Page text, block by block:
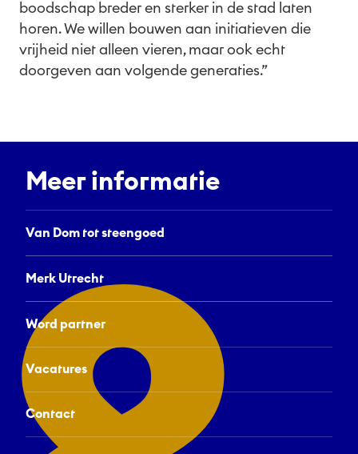
boodschap breder en sterker in de stad laten
horen. We willen bouwen aan initiatieven die
vrijheid niet alleen vieren, maar ook echt
doorgeven aan volgende generaties.”
Meer informatie
Van Dom tot steengoed
Merk Utrecht
Word partner
Vacatures
Contact